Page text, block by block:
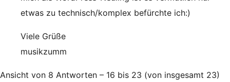
etwas zu technisch/komplex befürchte ich:)
Viele Grüße
musikzumm
Ansicht von 8 Antworten – 16 bis 23 (von insgesamt 23)